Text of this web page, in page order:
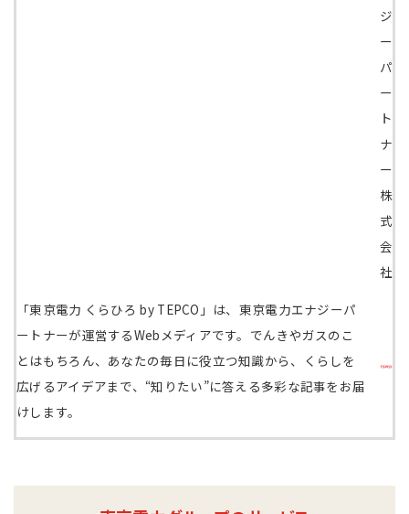
ジ
ー
パ
ー
ト
ナ
ー
株
式
会
社
「東京電力 くらひろ by TEPCO」は、東京電力エナジーパ
ートナーが運営するWebメディアです。でんきやガスのこ
とはもちろん、あなたの毎日に役立つ知識から、くらしを
広げるアイデアまで、“知りたい”に答える多彩な記事をお届
けします。